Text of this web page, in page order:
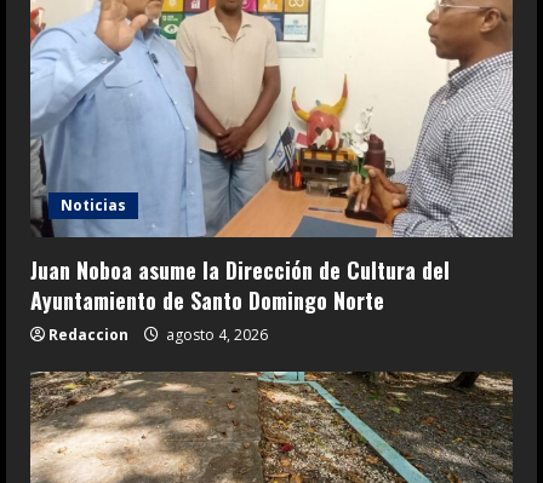
Noticias
Juan Noboa asume la Dirección de Cultura del
Ayuntamiento de Santo Domingo Norte
Redaccion agosto 4, 2026